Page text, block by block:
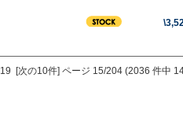
19 [次の10件] ページ 15/204 (2036 件中